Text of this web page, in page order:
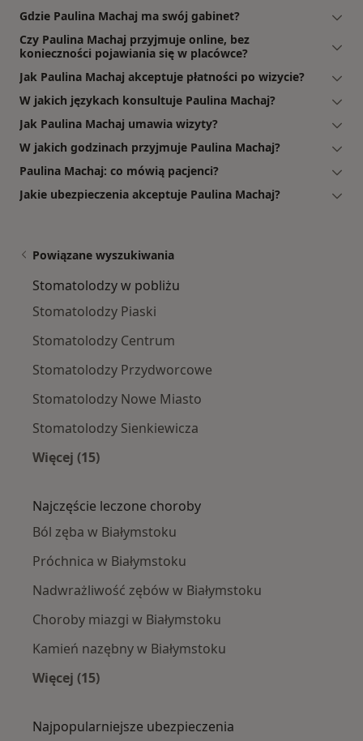
Gdzie Paulina Machaj ma swój gabinet?
Czy Paulina Machaj przyjmuje online, bez
konieczności pojawiania się w placówce?
Jak Paulina Machaj akceptuje płatności po wizycie?
W jakich językach konsultuje Paulina Machaj?
Jak Paulina Machaj umawia wizyty?
W jakich godzinach przyjmuje Paulina Machaj?
Paulina Machaj: co mówią pacjenci?
Jakie ubezpieczenia akceptuje Paulina Machaj?
Powiązane wyszukiwania
Stomatolodzy w pobliżu
Stomatolodzy Piaski
Stomatolodzy Centrum
Stomatolodzy Przydworcowe
Stomatolodzy Nowe Miasto
Stomatolodzy Sienkiewicza
Więcej (15)
Najczęście leczone choroby
Ból zęba w Białymstoku
Próchnica w Białymstoku
Nadwrażliwość zębów w Białymstoku
Choroby miazgi w Białymstoku
Kamień nazębny w Białymstoku
Więcej (15)
Najpopularniejsze ubezpieczenia